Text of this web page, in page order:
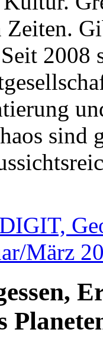
2008
sind
März